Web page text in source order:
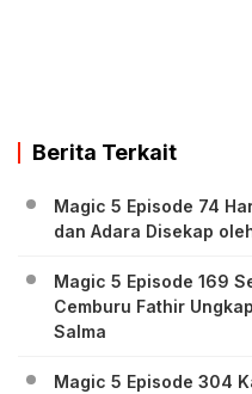
Berita Terkait
Magic 5 Episode 74
dan Adara Disekap
Magic 5 Episode 169
Cemburu Fathir
Salma
Magic 5 Episode 304